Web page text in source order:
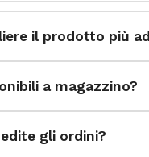
il prodotto più
a magazzino?
gli ordini?